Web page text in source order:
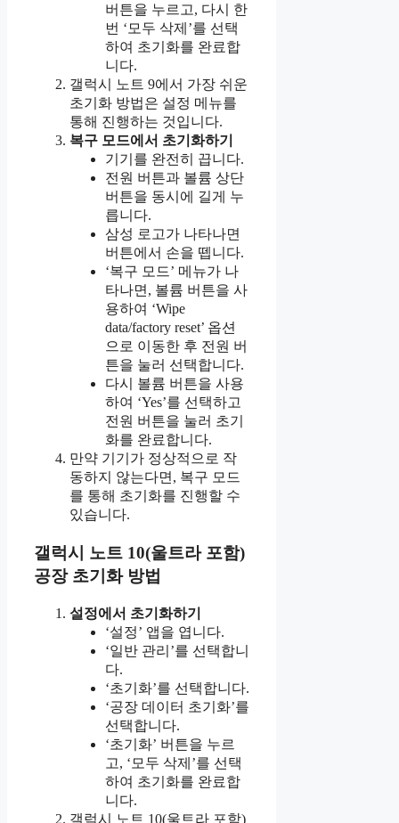
버튼을 누르고, 다시 한
번 ‘모두 삭제’를 선택
하여 초기화를 완료합
니다.
갤럭시 노트 9에서 가장 쉬운
초기화 방법은 설정 메뉴를
통해 진행하는 것입니다.
복구 모드에서 초기화하기
기기를 완전히 끕니다.
전원 버튼과 볼륨 상단
버튼을 동시에 길게 누
릅니다.
삼성 로고가 나타나면
버튼에서 손을 뗍니다.
‘복구 모드’ 메뉴가 나
타나면, 볼륨 버튼을 사
용하여 ‘Wipe
data/factory reset’ 옵션
으로 이동한 후 전원 버
튼을 눌러 선택합니다.
다시 볼륨 버튼을 사용
하여 ‘Yes’를 선택하고
전원 버튼을 눌러 초기
화를 완료합니다.
만약 기기가 정상적으로 작
동하지 않는다면, 복구 모드
를 통해 초기화를 진행할 수
있습니다.
갤럭시 노트 10(울트라 포함)
공장 초기화 방법
설정에서 초기화하기
‘설정’ 앱을 엽니다.
‘일반 관리’를 선택합니
다.
‘초기화’를 선택합니다.
‘공장 데이터 초기화’를
선택합니다.
‘초기화’ 버튼을 누르
고, ‘모두 삭제’를 선택
하여 초기화를 완료합
니다.
갤럭시 노트 10(울트라 포함)